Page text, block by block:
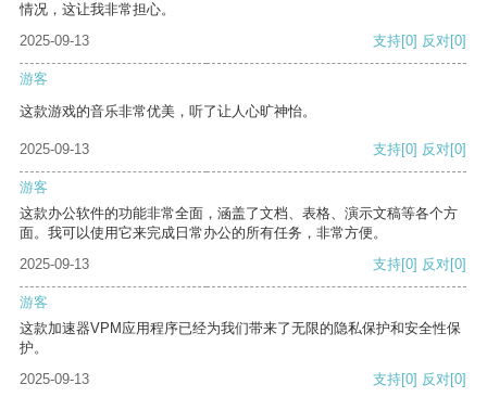
情况，这让我非常担心。
2025-09-13
支持[0] 反对[0]
游客
这款游戏的音乐非常优美，听了让人心旷神怡。
2025-09-13 支持[0] 反对[0]
游客
这款办公软件的功能非常全面，涵盖了文档、表格、演示文稿等各个方
面。我可以使用它来完成日常办公的所有任务，非常方便。
2025-09-13
支持[0] 反对[0]
游客
这款加速器VPM应用程序已经为我们带来了无限的隐私保护和安全性保
护。
2025-09-13
支持[0] 反对[0]